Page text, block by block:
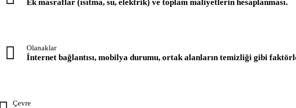
Ek masraflar (ısıtma, su, elektrik) ve toplam maliyetlerin hesaplanması.
Olanaklar
İnternet bağlantısı, mobilya durumu, ortak alanların temizliği gibi
Çevre